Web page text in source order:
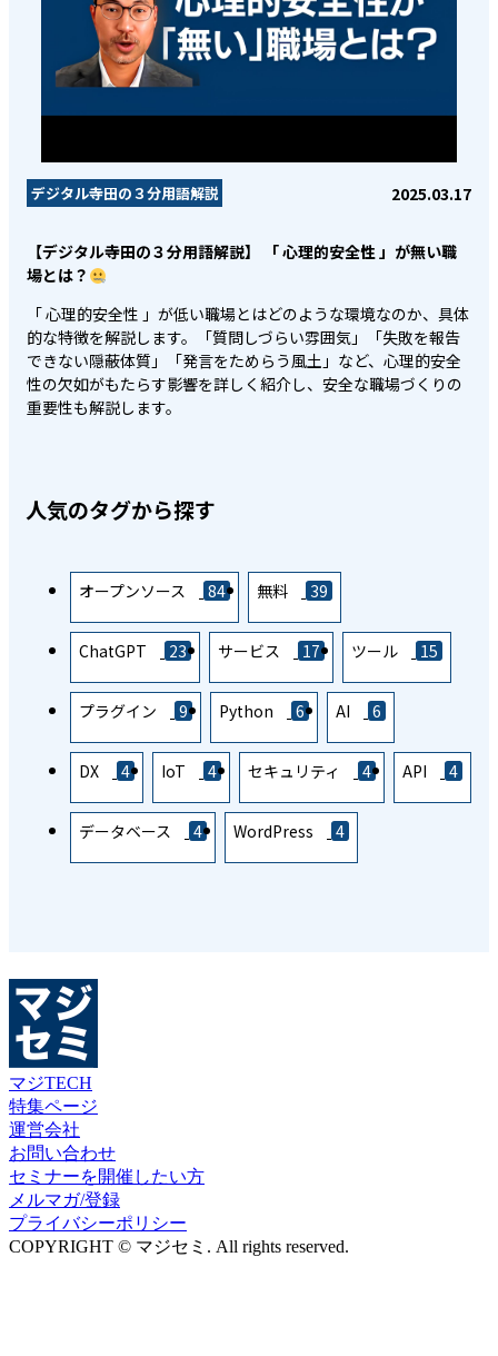
デジタル寺田の３分用語解説 2025.03.17
【デジタル寺田の３分用語解説】 「 心理的安全性 」が無い職
場とは？
「 心理的安全性 」が低い職場とはどのような環境なのか、具体
的な特徴を解説します。「質問しづらい雰囲気」「失敗を報告
できない隠蔽体質」「発言をためらう風土」など、心理的安全
性の欠如がもたらす影響を詳しく紹介し、安全な職場づくりの
重要性も解説します。
人気のタグから探す
オープンソース 84 無料 39
ChatGPT 23 サービス 17 ツール 15
プラグイン 9 Python 6 AI 6
DX 4 IoT 4 セキュリティ 4 API 4
データベース 4 WordPress 4
マジTECH
特集ページ
運営会社
お問い合わせ
セミナーを開催したい方
メルマガ/登録
プライバシーポリシー
COPYRIGHT © マジセミ. All rights reserved.